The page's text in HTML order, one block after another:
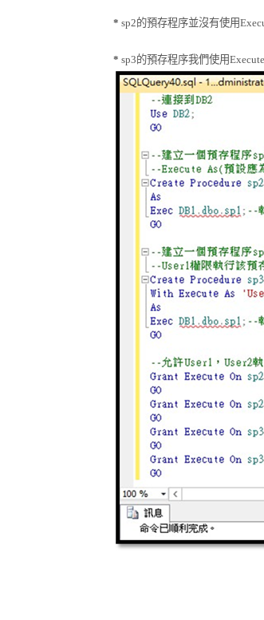
* sp2的預存程序並沒有使用
* sp3的預存程序我們使用